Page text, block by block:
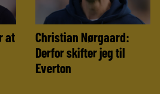
at
Christian Nørgaard:
Derfor skifter jeg til
Everton